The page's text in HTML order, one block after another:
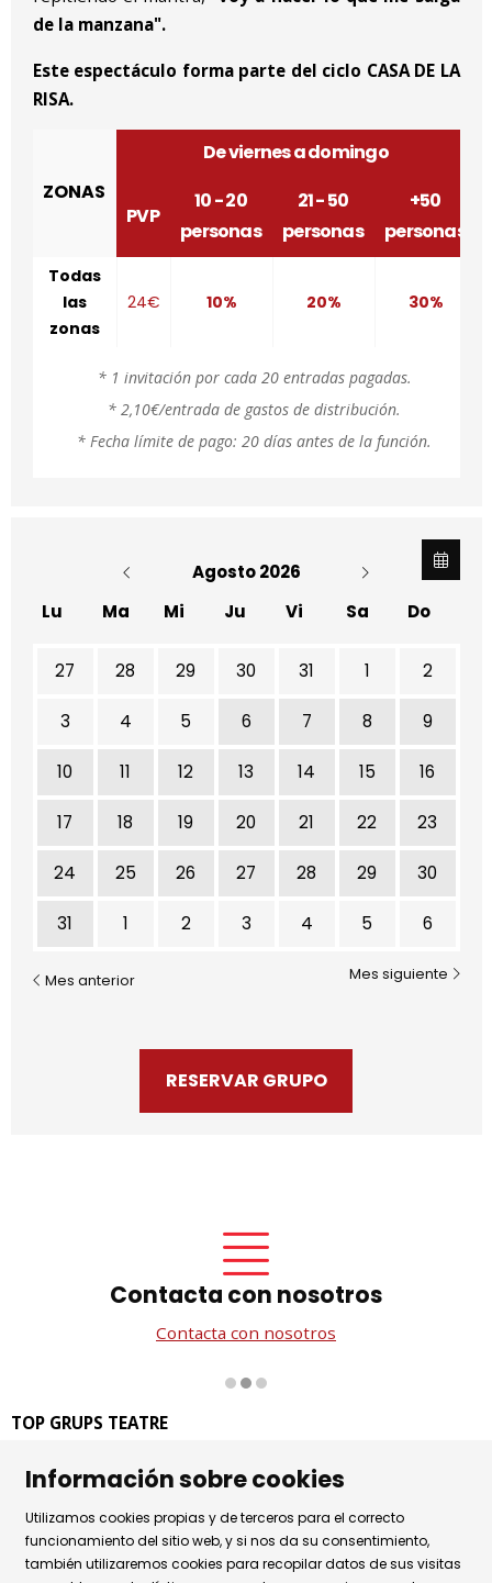
de la manzana".
Este espectáculo forma parte del ciclo CASA DE LA
RISA.
ZONAS
De viernes a domingo
PVP
10 - 20
personas
21 - 50
personas
+50
personas
Todas
las
zonas
24€ 10% 20% 30%
* 1 invitación por cada 20 entradas pagadas.
* 2,10€/entrada de gastos de distribución.
* Fecha límite de pago: 20 días antes de la función.
Agosto 2026
Lu
Ma Mi Ju Vi Sa Do
No hay ninguna actividad este mes
27 28 29 30 31 1 2
3 4 5 6 7 8 9
10 11 12 13 14 15 16
17 18 19 20 21 22 23
24 25 26 27 28 29 30
31 1 2 3 4 5 6
Mes anterior Mes siguiente
RESERVAR GRUPO
Contacta con nosotros
Contacta con nosotros
TOP GRUPS TEATRE
08002 Barcelona
Tel. 93 441 39 79
Horario de atención: de lunes a jueves de 9.30h a 17.30h
y viernes de 9.30 a 14.30h.
Información sobre cookies
Utilizamos cookies propias y de terceros para el correcto
funcionamiento del sitio web, y si nos da su consentimiento,
también utilizaremos cookies para recopilar datos de sus visitas